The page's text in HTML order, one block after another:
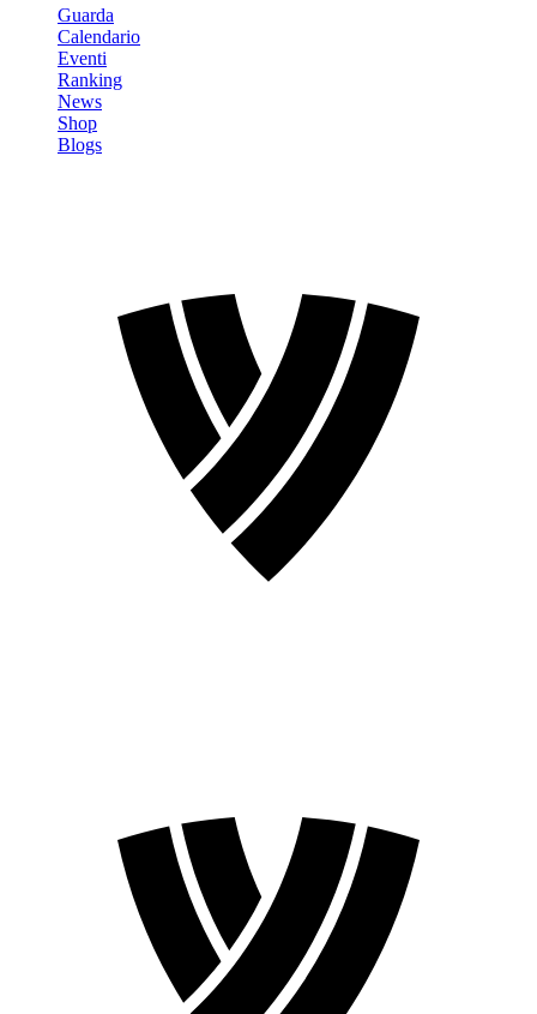
Guarda
Calendario
Eventi
Ranking
News
Shop
Blogs